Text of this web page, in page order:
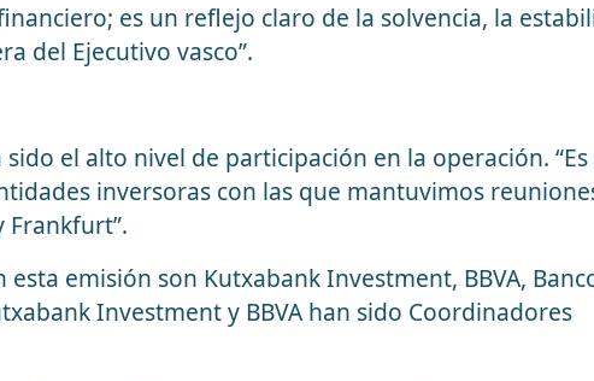
es un reflejo claro de la solvencia, la
del Ejecutivo vasco”.
el alto nivel de participación en la operación.
inversoras con las que mantuvimos
emisión son Kutxabank Investment, BBVA,
Investment y BBVA han sido Coordinadores